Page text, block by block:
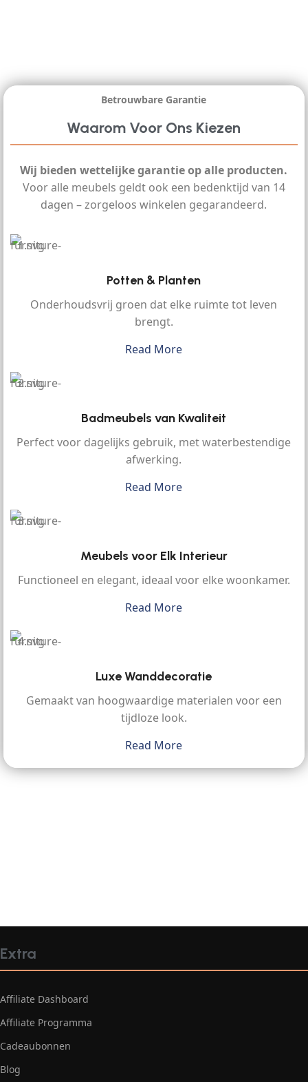
Betrouwbare Garantie
Waarom Voor Ons Kiezen
Wij bieden wettelijke garantie op alle producten.
Voor alle meubels geldt ook een bedenktijd van 14
dagen – zorgeloos winkelen gegarandeerd.
Potten & Planten
Onderhoudsvrij groen dat elke ruimte tot leven
brengt.
Read More
Badmeubels van Kwaliteit
Perfect voor dagelijks gebruik, met waterbestendige
afwerking.
Read More
Meubels voor Elk Interieur
Functioneel en elegant, ideaal voor elke woonkamer.
Read More
Luxe Wanddecoratie
Gemaakt van hoogwaardige materialen voor een
tijdloze look.
Read More
Extra
Affiliate Dashboard
Affiliate Programma
Cadeaubonnen
Blog